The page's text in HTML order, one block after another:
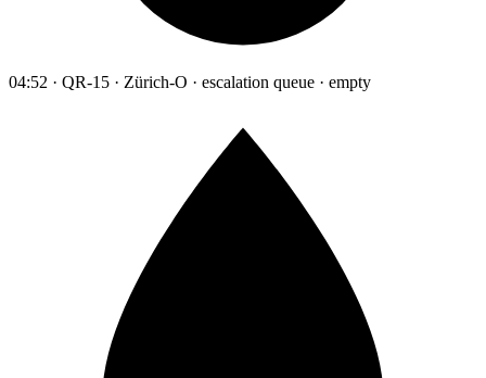
04:52 · QR-15 · Zürich-O · escalation queue · empty